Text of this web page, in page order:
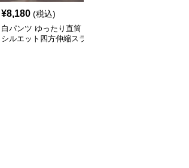
¥8,180 (税込)
白パンツ ゆったり直筒
シルエット四方伸縮スラ